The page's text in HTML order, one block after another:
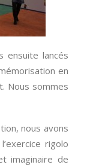
ensuite lancés
en
Nous sommes
nous avons
rigolo
imaginaire de